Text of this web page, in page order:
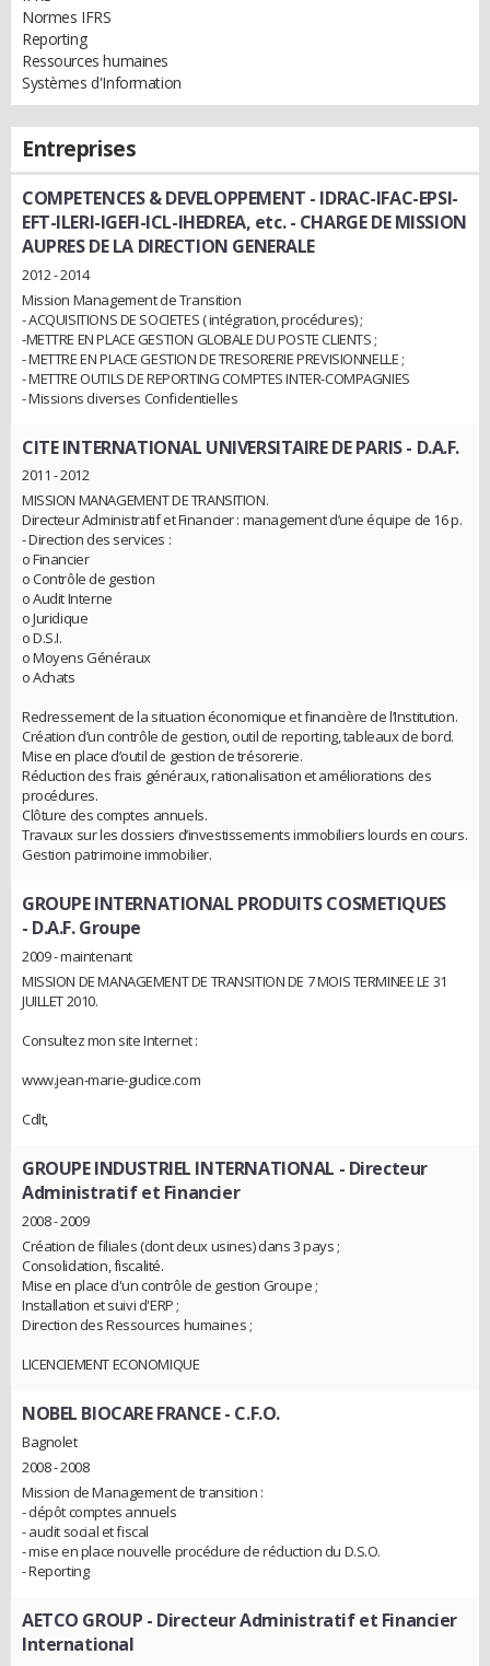
Normes IFRS
Reporting
Ressources humaines
Systèmes d'Information
Entreprises
COMPETENCES & DEVELOPPEMENT - IDRAC-IFAC-EPSI-
EFT-ILERI-IGEFI-ICL-IHEDREA, etc.- CHARGE DE MISSION
AUPRES DE LA DIRECTION GENERALE
2012 - 2014
Mission Management de Transition
- ACQUISITIONS DE SOCIETES ( intégration, procédures) ;
-METTRE EN PLACE GESTION GLOBALE DU POSTE CLIENTS ;
- METTRE EN PLACE GESTION DE TRESORERIE PREVISIONNELLE ;
- METTRE OUTILS DE REPORTING COMPTES INTER-COMPAGNIES
- Missions diverses Confidentielles
CITE INTERNATIONAL UNIVERSITAIRE DE PARIS- D.A.F.
2011 - 2012
MISSION MANAGEMENT DE TRANSITION.
Directeur Administratif et Financier : management d’une équipe de 16 p.
- Direction des services :
o Financier
o Contrôle de gestion
o Audit Interne
o Juridique
o D.S.I.
o Moyens Généraux
o Achats
Redressement de la situation économique et financière de l’Institution.
Création d’un contrôle de gestion, outil de reporting, tableaux de bord.
Mise en place d’outil de gestion de trésorerie.
Réduction des frais généraux, rationalisation et améliorations des
procédures.
Clôture des comptes annuels.
Travaux sur les dossiers d’investissements immobiliers lourds en cours.
Gestion patrimoine immobilier.
GROUPE INTERNATIONAL PRODUITS COSMETIQUES
- D.A.F. Groupe
2009 - maintenant
MISSION DE MANAGEMENT DE TRANSITION DE 7 MOIS TERMINEE LE 31
JUILLET 2010.
Consultez mon site Internet :
www.jean-marie-giudice.com
Cdlt,
GROUPE INDUSTRIEL INTERNATIONAL - Directeur
Administratif et Financier
2008 - 2009
Création de filiales (dont deux usines) dans 3 pays ;
Consolidation, fiscalité.
Mise en place d'un contrôle de gestion Groupe ;
Installation et suivi d'ERP ;
Direction des Ressources humaines ;
LICENCIEMENT ECONOMIQUE
NOBEL BIOCARE FRANCE- C.F.O.
Bagnolet
2008 - 2008
Mission de Management de transition :
- dépôt comptes annuels
- audit social et fiscal
- mise en place nouvelle procédure de réduction du D.S.O.
- Reporting
AETCO GROUP - Directeur Administratif et Financier
International